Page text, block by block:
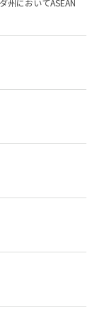
州においてASEAN